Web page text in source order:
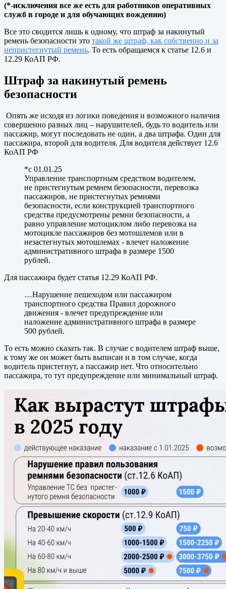
(*-исключения все же есть для работников оперативных
служб в городе и для обучающих вождению)
Все это сводится лишь к одному, что штраф за накинутый
ремень безопасности это такой же штраф, как собственно и за
непристегнутый ремень. То есть обращаемся к статье 12.6 и
12.29 КоАП РФ.
Штраф за накинутый ремень
безопасности
Опять же исходя из логики поведения и возможного наличия
совершенно разных лиц – нарушителей, будь то водитель или
пассажир, могут последовать не один, а два штрафа. Один для
пассажира, второй для водителя. Для водителя действует 12.6
КоАП РФ
*c 01.01.25
Управление транспортным средством водителем,
не пристегнутым ремнем безопасности, перевозка
пассажиров, не пристегнутых ремнями
безопасности, если конструкцией транспортного
средства предусмотрены ремни безопасности, а
равно управление мотоциклом либо перевозка на
мотоцикле пассажиров без мотошлемов или в
незастегнутых мотошлемах - влечет наложение
административного штрафа в размере 1500
рублей.
Для пассажира будет статья 12.29 КоАП РФ.
…Нарушение пешеходом или пассажиром
транспортного средства Правил дорожного
движения - влечет предупреждение или
наложение административного штрафа в размере
500 рублей.
То есть можно сказать так. В случае с водителем штраф выше,
к тому же он может быть выписан и в том случае, когда
водитель пристегнут, а пассажир нет. Что относительно
пассажира, то тут предупреждение или минимальный штраф.